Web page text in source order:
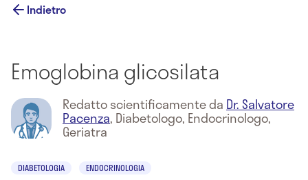
Indietro
Emoglobina glicosilata
Redatto scientificamente da Dr. Salvatore
Pacenza, Diabetologo, Endocrinologo,
Geriatra
DIABETOLOGIA ENDOCRINOLOGIA